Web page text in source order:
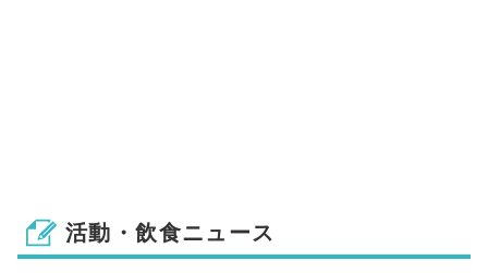
活動・飲食ニュース